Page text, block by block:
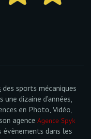
des sports mécaniques
dizaine d’années,
en Photo, Vidéo,
agence Agence Spyk
dans les